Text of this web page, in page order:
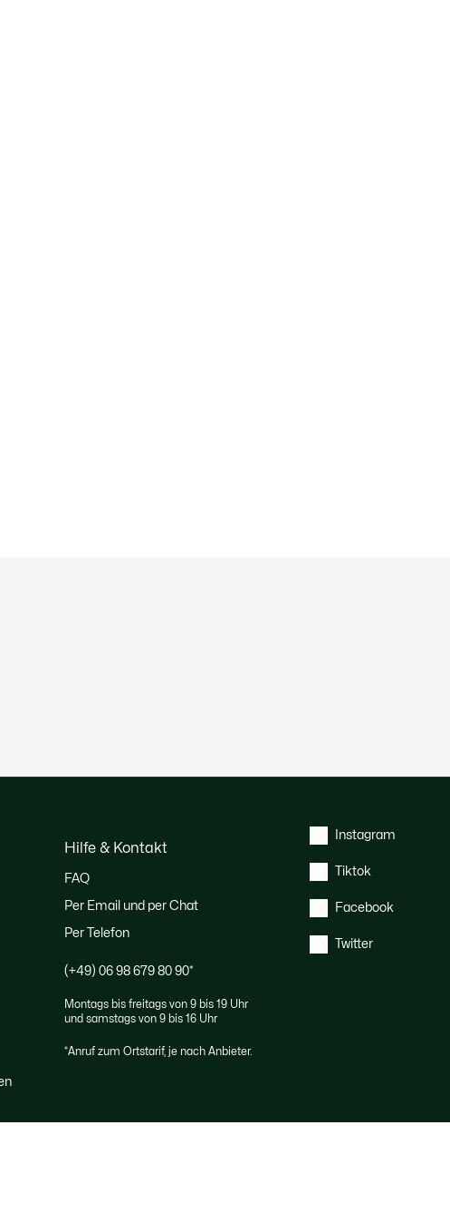
Hilfe & Kontakt
FAQ
Per Email und per Chat
Per Telefon
(+49) 06 98 679 80 90*
Montags bis freitags von 9 bis 19 Uhr
und samstags von 9 bis 16 Uhr
*Anruf zum Ortstarif, je nach Anbieter.
Instagram
Tiktok
Facebook
Twitter